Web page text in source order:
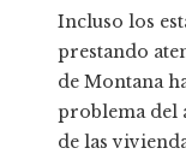
Incluso los
prestando
de Montana
problema del
de las